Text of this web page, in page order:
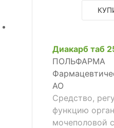
Диакарб таб
ПОЛЬФАРМА
АО
Средство,
функцию
мочеполовой